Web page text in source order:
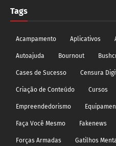
Tags
Acampamento Aplicativos
Autoajuda Bournout
Cases de Sucesso Censura
Criação de Conteúdo Cursos
Empreendedorismo
Faça Você Mesmo Fakenews
Forças Armadas Gatilhos